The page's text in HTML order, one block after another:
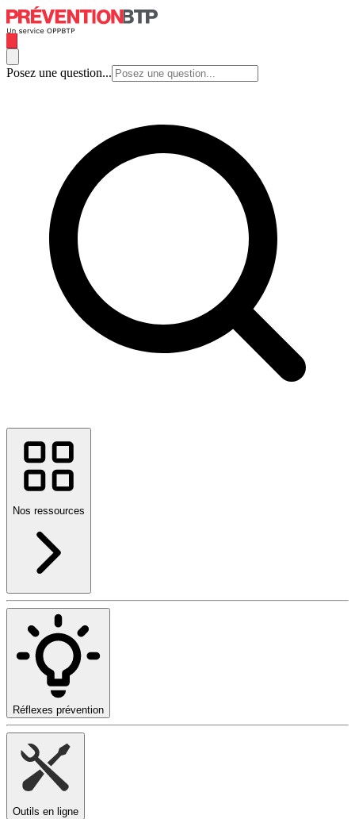
Posez une question...
Nos ressources
Réflexes prévention
Outils en ligne